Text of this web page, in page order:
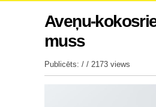
Aveņu-
muss
Publicēts: / / 2173 views